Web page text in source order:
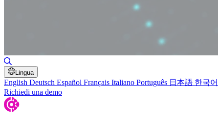
Lingua
English Deutsch Español Français Italiano Português 日本語 한국어
Richiedi una demo